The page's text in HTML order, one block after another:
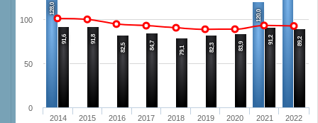
128,0
120,0
91,6
91,8
82,5
84,7 79,1 82,3 83,9
91,2 89,2
2014 2015 2016 2017 2018 2019 2020 2021 2022
0
50
100